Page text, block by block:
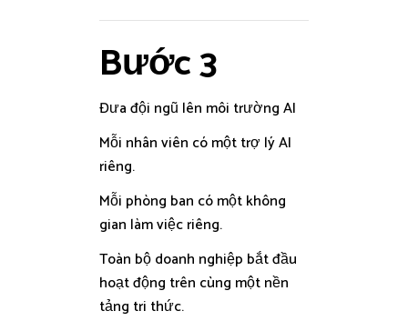
Bước 3
Đưa đội ngũ lên môi trường AI
Mỗi nhân viên có một trợ lý AI
riêng.
Mỗi phòng ban có một không
gian làm việc riêng.
Toàn bộ doanh nghiệp bắt đầu
hoạt động trên cùng một nền
tảng tri thức.